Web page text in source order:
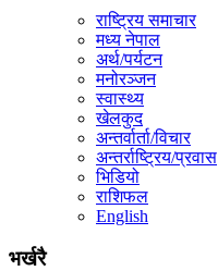
राष्ट्रिय समाचार
मध्य नेपाल
अर्थ/पर्यटन
मनोरञ्जन
स्वास्थ्य
खेलकुद
अन्तर्वार्ता/विचार
अन्तर्राष्ट्रिय/प्रवास
भिडियो
राशिफल
English
भर्खरै